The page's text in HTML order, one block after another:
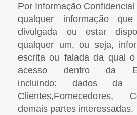
Por Informação
qualquer informação
divulgada ou estar
qualquer um, ou seja,
escrita ou falada da qual
acesso dentro da
incluindo: dados da
Clientes,Fornecedores,
demais partes interessadas.